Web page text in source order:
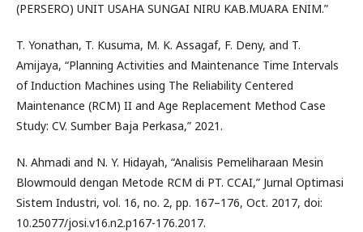
(PERSERO) UNIT USAHA SUNGAI NIRU KAB.MUARA ENIM.”
T. Yonathan, T. Kusuma, M. K. Assagaf, F. Deny, and T.
Amijaya, “Planning Activities and Maintenance Time Intervals
of Induction Machines using The Reliability Centered
Maintenance (RCM) II and Age Replacement Method Case
Study: CV. Sumber Baja Perkasa,” 2021.
N. Ahmadi and N. Y. Hidayah, “Analisis Pemeliharaan Mesin
Blowmould dengan Metode RCM di PT. CCAI,” Jurnal Optimasi
Sistem Industri, vol. 16, no. 2, pp. 167–176, Oct. 2017, doi:
10.25077/josi.v16.n2.p167-176.2017.